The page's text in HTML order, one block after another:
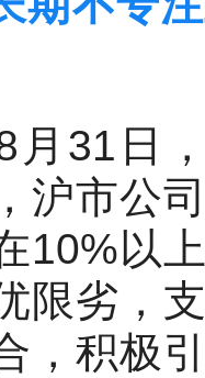
月31日
沪市公
10%以
限劣，
，积极